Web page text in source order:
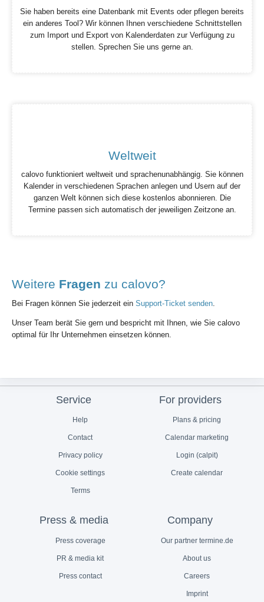
Sie haben bereits eine Datenbank mit Events oder pflegen bereits
ein anderes Tool? Wir können Ihnen verschiedene Schnittstellen
zum Import und Export von Kalenderdaten zur Verfügung zu
stellen. Sprechen Sie uns gerne an.
Weltweit
calovo funktioniert weltweit und sprachenunabhängig. Sie können
Kalender in verschiedenen Sprachen anlegen und Usern auf der
ganzen Welt können sich diese kostenlos abonnieren. Die
Termine passen sich automatisch der jeweiligen Zeitzone an.
Weitere Fragen zu calovo?
Bei Fragen können Sie jederzeit ein Support-Ticket senden
Unser Team berät Sie gern und bespricht mit Ihnen, wie Sie calovo
optimal für Ihr Unternehmen einsetzen können.
Service
Help
Contact
Privacy policy
Cookie settings
Terms
For providers
Plans & pricing
Calendar marketing
Login (calpit)
Create calendar
Press & media
Press coverage
PR & media kit
Press contact
Company
Our partner termine.de
About us
Careers
Imprint